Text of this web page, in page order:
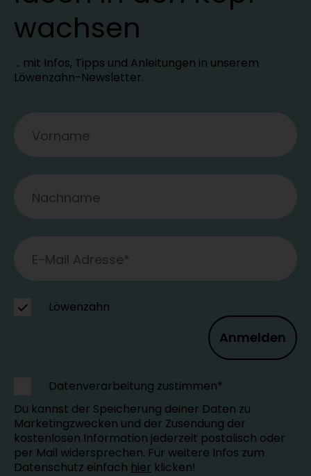
wachsen
… mit Infos, Tipps und Anleitungen in unserem
Löwenzahn-Newsletter.
Anmelden
Löwenzahn
Datenverarbeitung zustimmen*
Du kannst der Speicherung deiner Daten zu
Marketingzwecken und der Zusendung der
kostenlosen Information jederzeit postalisch oder
per Mail widersprechen. Für weitere Infos zum
Datenschutz einfach hier klicken!